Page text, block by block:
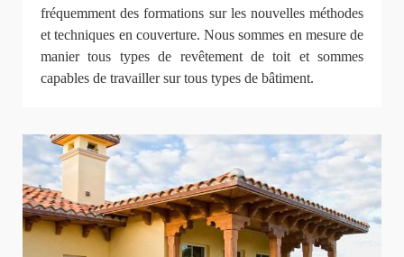
fréquemment des formations sur les nouvelles méthodes
et techniques en couverture. Nous sommes en mesure de
manier tous types de revêtement de toit et sommes
capables de travailler sur tous types de bâtiment.